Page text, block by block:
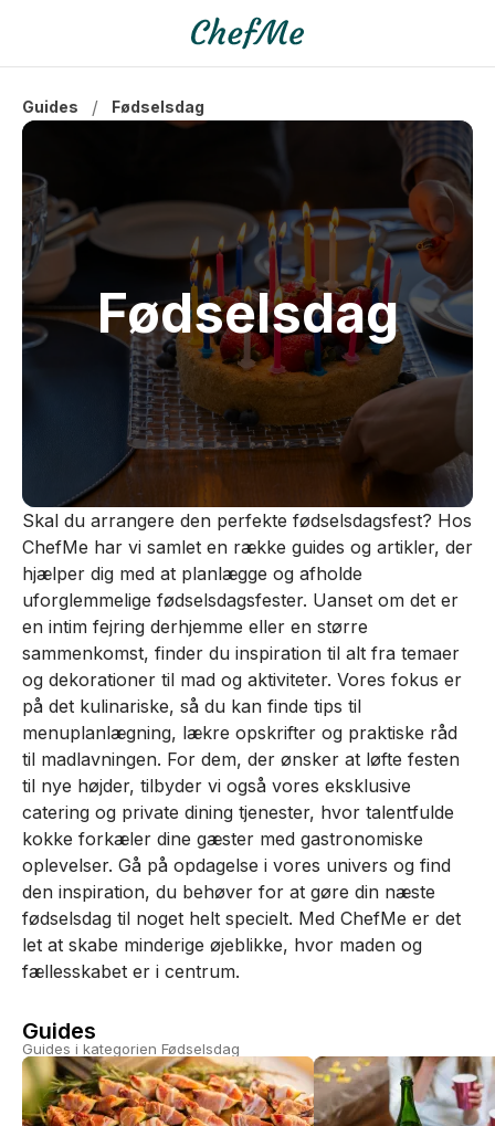
Guides / Fødselsdag
Fødselsdag
Skal du arrangere den perfekte fødselsdagsfest? Hos
ChefMe har vi samlet en række guides og artikler, der
hjælper dig med at planlægge og afholde
uforglemmelige fødselsdagsfester. Uanset om det er
en intim fejring derhjemme eller en større
sammenkomst, finder du inspiration til alt fra temaer
og dekorationer til mad og aktiviteter. Vores fokus er
på det kulinariske, så du kan finde tips til
menuplanlægning, lækre opskrifter og praktiske råd
til madlavningen. For dem, der ønsker at løfte festen
til nye højder, tilbyder vi også vores eksklusive
catering og private dining tjenester, hvor talentfulde
kokke forkæler dine gæster med gastronomiske
oplevelser. Gå på opdagelse i vores univers og find
den inspiration, du behøver for at gøre din næste
fødselsdag til noget helt specielt. Med ChefMe er det
let at skabe minderige øjeblikke, hvor maden og
fællesskabet er i centrum.
Guides
Guides i kategorien Fødselsdag